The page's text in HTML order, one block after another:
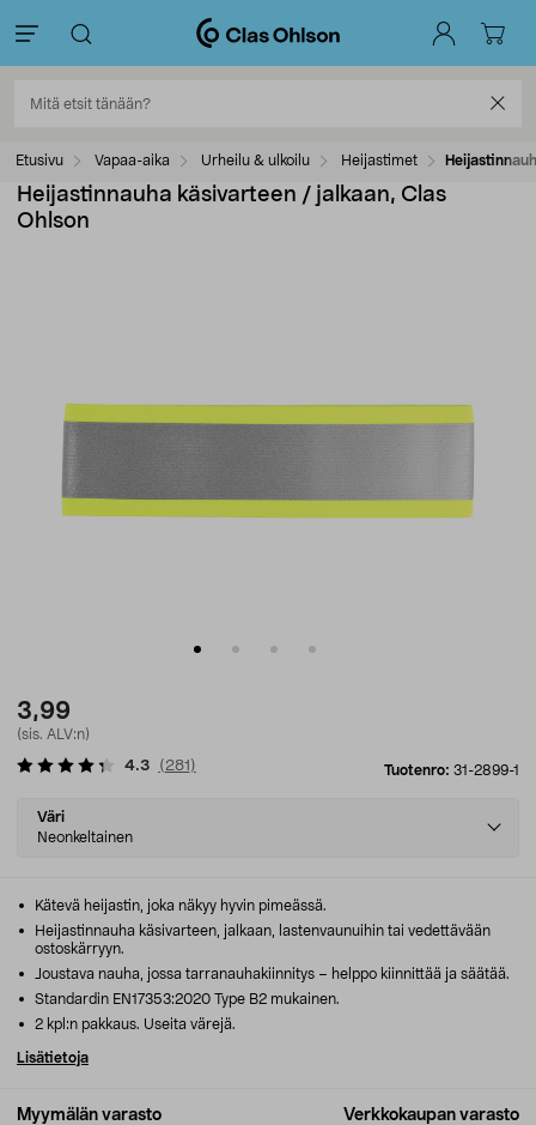
Etusivu Vapaa-aika Urheilu & ulkoilu Heijastimet
Heijastinnauha käsivarteen / jalkaan, Clas
Ohlson
3,99
(sis. ALV:n)
Tuotenro: 31-2899-1
4.3 ( 281 )
Select
variant
Väri
Neonkeltainen
Myymälän varasto Verkkokaupan varasto
Kätevä heijastin, joka näkyy hyvin pimeässä.
Heijastinnauha käsivarteen, jalkaan, lastenvaunuihin tai vedettävään
ostoskärryyn.
Joustava nauha, jossa tarranauhakiinnitys – helppo kiinnittää ja säätää.
Standardin EN17353:2020 Type B2 mukainen.
2 kpl:n pakkaus. Useita värejä.
Lisätietoja